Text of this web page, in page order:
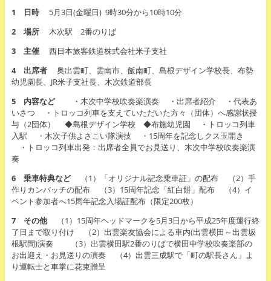
1 日時5月3日(金曜日) 9時30分から10時10分
2 場所木次駅 2番のりば
3 主催西日本旅客鉄道株式会社米子支社
4 出席者奥出雲町、雲南市、飯南町、島根デザイン学校長、布勢
幼児園長、JR米子支社長、木次鉄道部長
5 内容など・木次中学校吹奏楽演奏 ・出席者紹介 ・代表あ
いさつ ・トロッコ列車を支えていただいた方々（団体）へ感謝状授
与（2団体） ◆島根デザイン学校 ◆布施幼児園 ・トロッコ列車
入駅 ・木次子供よさこい隊演技 ・15周年を記念しクス玉開き
・トロッコ列車出発：出席者全員でお見送り、木次中学校吹奏楽演
奏
6 乗車特典など（1）「オリジナル記念乗車証」の配布 （2）手
作りカンバッチの配布 （3）15周年記念「紅白餅」配布 （4）イ
ベント参加者へ15周年記念入場証配布（限定200枚）
7 その他（1）15周年ヘッドマークを5月3日から平成25年度運行終
了日まで取り付け （2）出雲楽友協会による車内(出雲横田～出雲坂
根駅間)演奏 （3）出雲横田駅2番のりばで横田中学校吹奏楽部の
お出迎え・お見送りの演奏 （4）出雲三成駅で「町の駅長さん」よ
り運転士と車掌に花束贈呈